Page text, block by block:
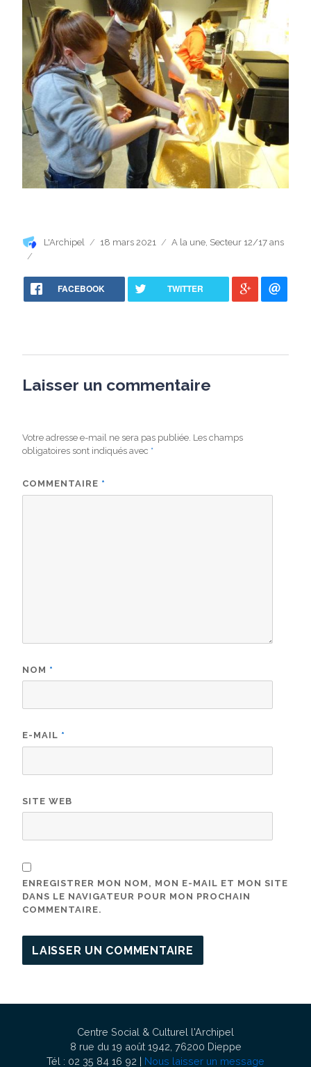
Auteur
L'Archipel
Publié
18 mars 2021 Catégories
A la une, Secteur 12/17 ans
FACEBOOK TWITTER
Laisser un commentaire
Votre adresse e-mail ne sera pas publiée. Les champs
obligatoires sont indiqués avec *
COMMENTAIRE *
NOM *
E-MAIL *
SITE WEB
ENREGISTRER MON NOM, MON E-MAIL ET MON SITE
DANS LE NAVIGATEUR POUR MON PROCHAIN
COMMENTAIRE.
Centre Social & Culturel l'Archipel
8 rue du 19 août 1942, 76200 Dieppe
Tél : 02 35 84 16 92 | Nous laisser un message